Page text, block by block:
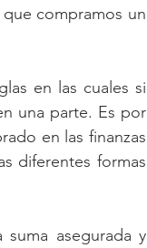
compramos un
en las cuales si
una parte. Es por
en las finanzas
diferentes formas
asegurada y